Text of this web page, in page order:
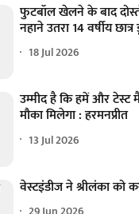
फुटबॉल खेलने के बाद
नहाने उतरा 14 वर्षीय छात्र
18 Jul 2026
उम्मीद है कि हमें और
मौका मिलेगा : हरमनप्रीत
13 Jul 2026
वेस्टइंडीज ने श्रीलंका को